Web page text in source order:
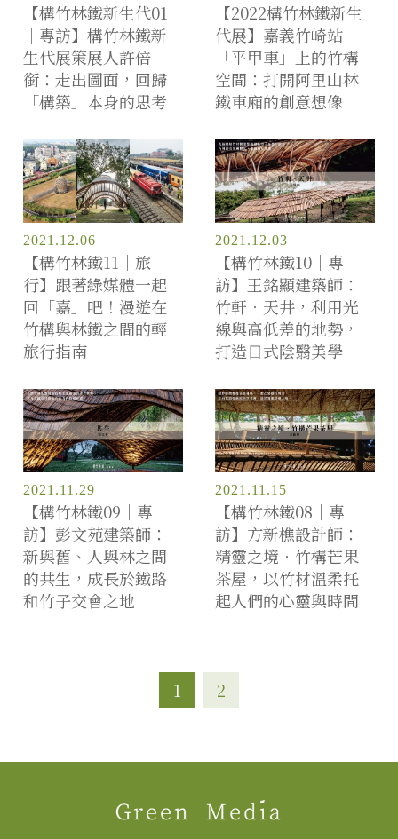
【構竹林鐵新生代01
｜專訪】構竹林鐵新
生代展策展人許倍
銜：走出圖面，回歸
「構築」本身的思考
【2022構竹林鐵新生
代展】嘉義竹崎站
「平甲車」上的竹構
空間：打開阿里山林
鐵車廂的創意想像
2021.12.06
【構竹林鐵11｜旅
行】跟著綠媒體一起
回「嘉」吧！漫遊在
竹構與林鐵之間的輕
旅行指南
2021.12.03
【構竹林鐵10｜專
訪】王銘顯建築師：
竹軒．天井，利用光
線與高低差的地勢，
打造日式陰翳美學
2021.11.29
【構竹林鐵09｜專
訪】彭文苑建築師：
新與舊、人與林之間
的共生，成長於鐵路
和竹子交會之地
2021.11.15
【構竹林鐵08｜專
訪】方新樵設計師：
精靈之境‧竹構芒果
茶屋，以竹材溫柔托
起人們的心靈與時間
1 2